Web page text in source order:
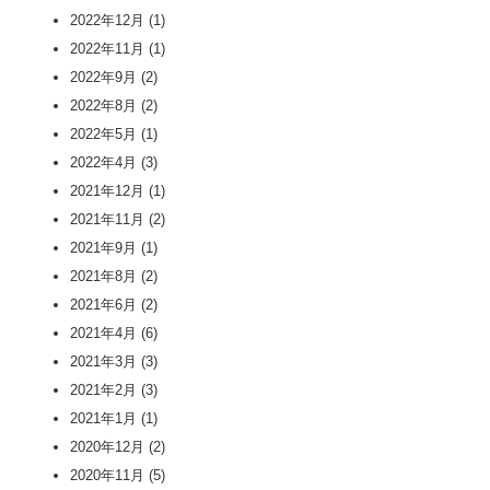
2022年12月 (1)
2022年11月 (1)
2022年9月 (2)
2022年8月 (2)
2022年5月 (1)
2022年4月 (3)
2021年12月 (1)
2021年11月 (2)
2021年9月 (1)
2021年8月 (2)
2021年6月 (2)
2021年4月 (6)
2021年3月 (3)
2021年2月 (3)
2021年1月 (1)
2020年12月 (2)
2020年11月 (5)